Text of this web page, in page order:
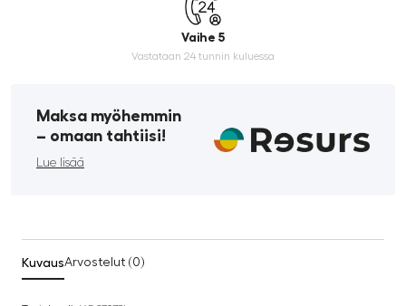
Vaihe 5
Vastataan 24 tunnin kuluessa
Maksa myöhemmin
­– omaan tahtiisi!
Lue lisää
KuvausArvostelut (0)